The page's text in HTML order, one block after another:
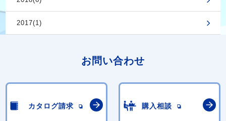
2017(1)
お問い合わせ
カタログ請求 購入相談